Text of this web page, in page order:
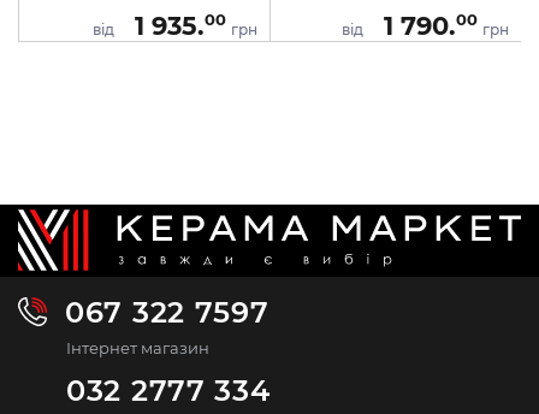
від 1 935.00
грн від 1 790.00
грн
067 322 7597
Інтернет магазин
032 2777 334